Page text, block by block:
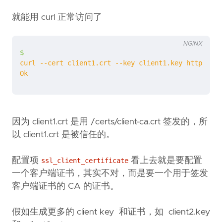
就能用 curl 正常访问了
$
curl
--cert client1.crt --key client1.key
https://
Ok
NGINX
因为 client1.crt 是用 /certs/client-ca.crt 签发的，所
以 client1.crt 是被信任的。
配置项 ssl_client_certificate 看上去就是要配置
一个客户端证书，其实不对，而是要一个用于签发
客户端证书的 CA 的证书。
假如生成更多的 client key 和证书，如 client2.key